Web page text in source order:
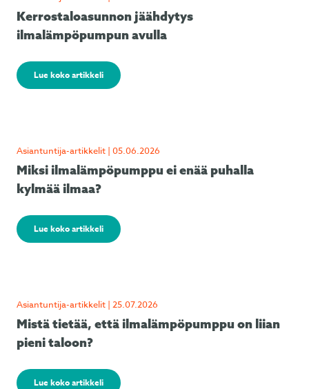
Kerrostaloasunnon jäähdytys
ilmalämpöpumpun avulla
Lue koko artikkeli
Asiantuntija-artikkelit | 05.06.2026
Miksi ilmalämpöpumppu ei enää puhalla
kylmää ilmaa?
Lue koko artikkeli
Asiantuntija-artikkelit | 25.07.2026
Mistä tietää, että ilmalämpöpumppu on liian
pieni taloon?
Lue koko artikkeli